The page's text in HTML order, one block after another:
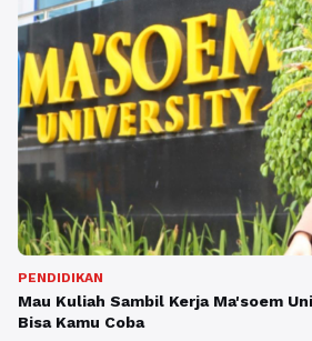
PENDIDIKAN
Mau Kuliah Sambil Kerja Ma'soem
Bisa Kamu Coba